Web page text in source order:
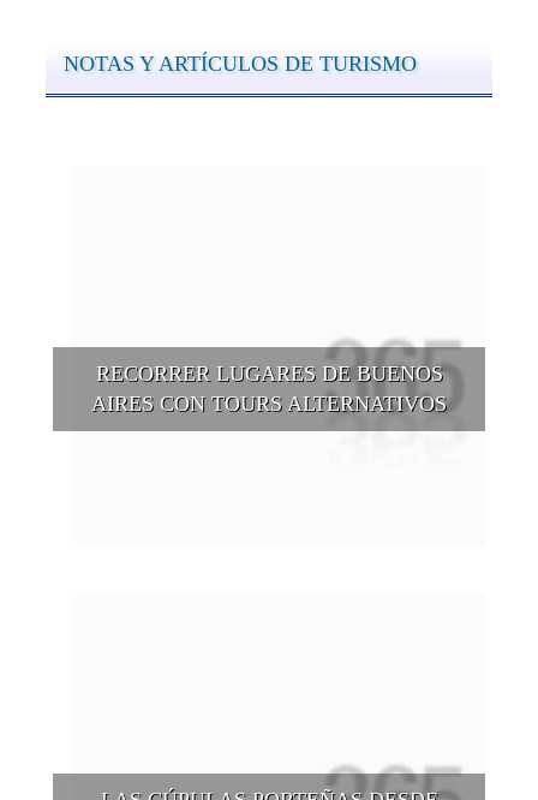
NOTAS Y ARTÍCULOS DE TURISMO
RECORRER LUGARES DE BUENOS
AIRES CON TOURS ALTERNATIVOS